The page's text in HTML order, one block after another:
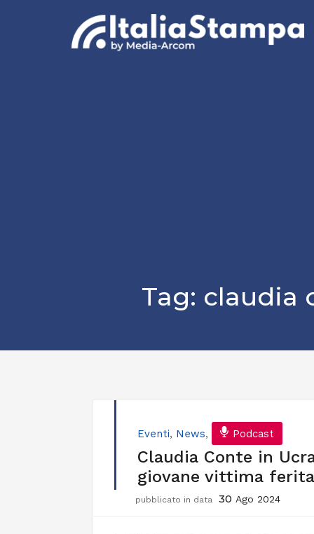
Tag: claudia
Eventi, News, Podcast
Claudia Conte in
giovane vittima
pubblicato in data 30 Ago 2024